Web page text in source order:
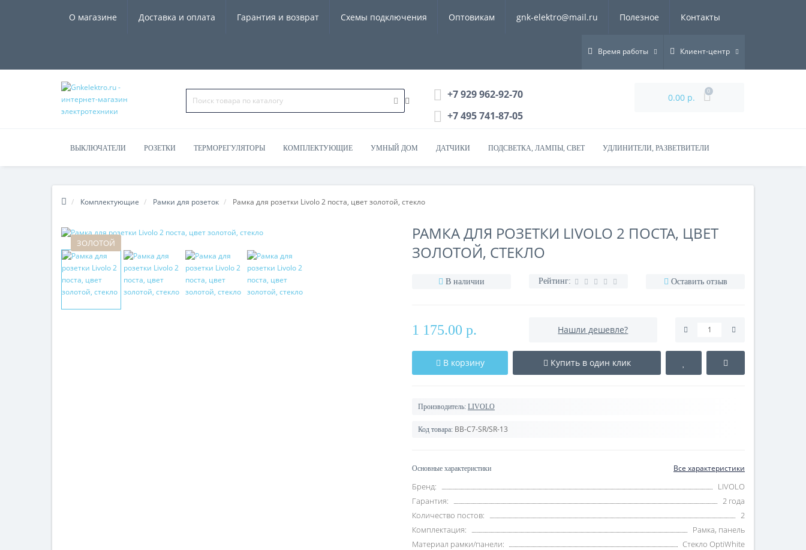
О магазине Доставка и оплата Гарантия и возврат Схемы подключения Оптовикам gnk-elektro@mail.ru Полезное Контакты
Время работы Клиент-центр
+7 929 962-92-70
+7 495 741-87-05
0.00 р.
0
ВЫКЛЮЧАТЕЛИ РОЗЕТКИ ТЕРМОРЕГУЛЯТОРЫ КОМПЛЕКТУЮЩИЕ УМНЫЙ ДОМ ДАТЧИКИ ПОДСВЕТКА, ЛАМПЫ, СВЕТ УДЛИНИТЕЛИ, РАЗВЕТВИТЕЛИ
ЧАСЫ, КОЛОНКИ
Комплектующие Рамки для розеток Рамка для розетки Livolo 2 поста, цвет золотой, стекло
ЗОЛОТОЙ
РАМКА ДЛЯ РОЗЕТКИ LIVOLO 2 ПОСТА, ЦВЕТ
ЗОЛОТОЙ, СТЕКЛО
В наличии Рейтинг: Оставить отзыв
1 175.00 р. Нашли дешевле?
В корзину Купить в один клик
Производитель: LIVOLO
Код товара: BB-C7-SR/SR-13
Основные характеристики Все характеристики
Бренд:
LIVOLO
Гарантия:
2 года
Количество постов:
2
Комплектация:
Рамка, панель
Материал рамки/панели:
Стекло OptiWhite